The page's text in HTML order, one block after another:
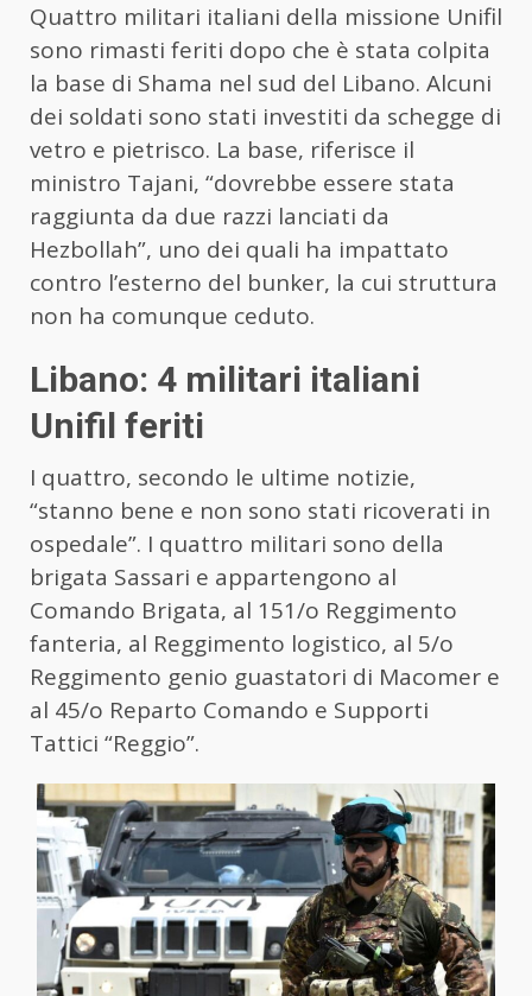
Quattro militari italiani della missione Unifil
sono rimasti feriti dopo che è stata colpita
la base di Shama nel sud del Libano. Alcuni
dei soldati sono stati investiti da schegge di
vetro e pietrisco. La base, riferisce il
ministro Tajani, “dovrebbe essere stata
raggiunta da due razzi lanciati da
Hezbollah”, uno dei quali ha impattato
contro l’esterno del bunker, la cui struttura
non ha comunque ceduto.
Libano: 4 militari italiani
Unifil feriti
I quattro, secondo le ultime notizie,
“stanno bene e non sono stati ricoverati in
ospedale”. I quattro militari sono della
brigata Sassari e appartengono al
Comando Brigata, al 151/o Reggimento
fanteria, al Reggimento logistico, al 5/o
Reggimento genio guastatori di Macomer e
al 45/o Reparto Comando e Supporti
Tattici “Reggio”.